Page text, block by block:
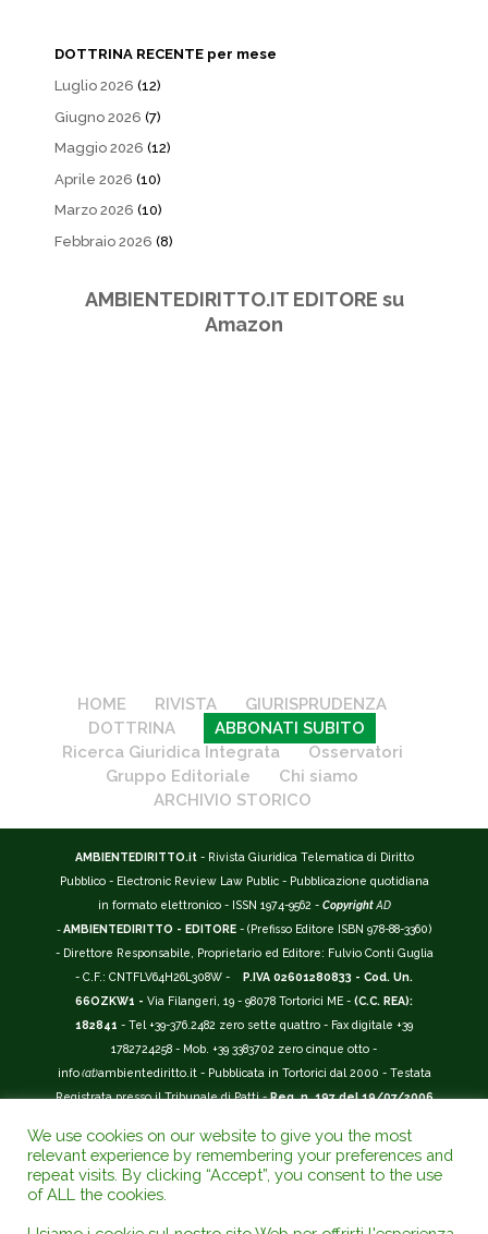
DOTTRINA RECENTE per mese
Luglio 2026 (12)
Giugno 2026 (7)
Maggio 2026 (12)
Aprile 2026 (10)
Marzo 2026 (10)
Febbraio 2026 (8)
AMBIENTEDIRITTO.IT EDITORE su
Amazon
HOME RIVISTA
GIURISPRUDENZA
DOTTRINA
ABBONATI SUBITO
Ricerca Giuridica Integrata
Osservatori
Gruppo Editoriale
Chi siamo
ARCHIVIO STORICO
AMBIENTEDIRITTO.it - Rivista Giuridica Telematica di Diritto
Pubblico - Electronic Review Law Public - Pubblicazione quotidiana
in formato elettronico - ISSN 1974-9562 - Copyright AD
-AMBIENTEDIRITTO - EDITORE - (Prefisso Editore ISBN 978-88-3360)
- Direttore Responsabile, Proprietario ed Editore: Fulvio Conti Guglia
- C.F.: CNTFLV64H26L308W -
P.IVA 02601280833 - Cod. Un.
66OZKW1 - Via Filangeri, 19 - 98078 Tortorici ME - (C.C. REA):
182841 - Tel +39-376.2482 zero sette quattro - Fax digitale +39
1782724258 - Mob. +39 3383702 zero cinque otto -
info(at)ambientediritto.it - Pubblicata in Tortorici dal 2000 - Testata
Registrata presso il Tribunale di Patti -Reg. n. 197 del 19/07/2006
__________
La Rivista Giuridica AMBIENTEDIRITTO.IT ISSN 1974-9562
riconosciuta ed inserita nell'Area 12 - (
We use cookies on our website to give you the most
relevant experience by remembering your preferences and
repeat visits. By clicking “Accept”, you consent to the use
of ALL the cookies.